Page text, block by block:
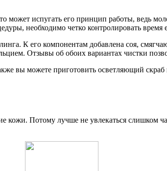
может испугать его принцип работы, ведь
необходимо четко контролировать время
К его компонентам добавлена соя,
Отзывы об обоих вариантах чистки
вы можете приготовить осветляющий
кожи. Потому лучше не увлекаться слишком